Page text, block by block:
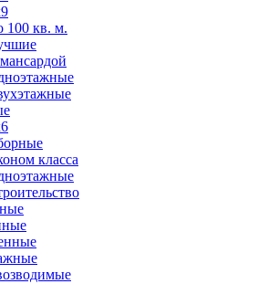
100 кв. м.
класса